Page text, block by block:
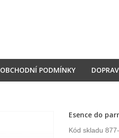
OBCHODNÍ PODMÍNKY
Esence do
Kód skladu